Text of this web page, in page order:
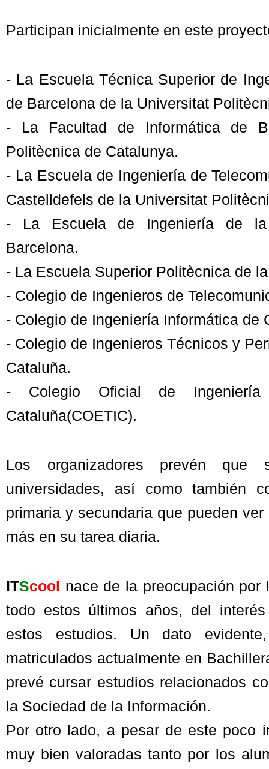
Participan inicialmente en este
- La Escuela Técnica Superior de
de Barcelona de la Universitat
- La Facultad de Informática de
Politècnica de Catalunya.
- La Escuela de Ingeniería de
Castelldefels de la Universitat
- La Escuela de Ingeniería de la
Barcelona.
- La Escuela Superior Politècnica de
- Colegio de Ingenieros de
- Colegio de Ingeniería Informática de
- Colegio de Ingenieros Técnicos y
Cataluña.
- Colegio Oficial de Ingeniería
Cataluña(COETIC).
Los organizadores prevén que
universidades, así como también
primaria y secundaria que pueden
más en su tarea diaria.
ITScool nace de la preocupación
todo estos últimos años, del
estos estudios. Un dato
matriculados actualmente en
prevé cursar estudios relacionados
la Sociedad de la Información.
Por otro lado, a pesar de este poco
muy bien valoradas tanto por los